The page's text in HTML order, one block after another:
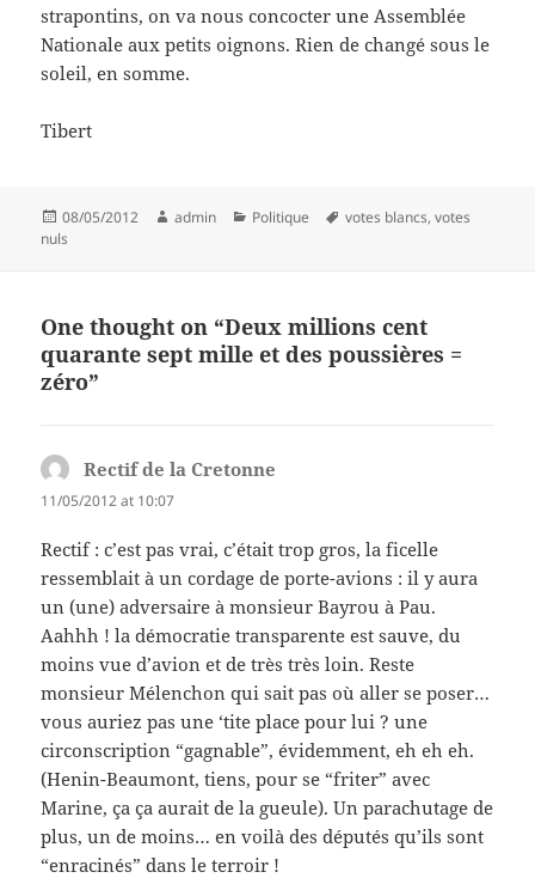
strapontins, on va nous concocter une Assemblée
Nationale aux petits oignons. Rien de changé sous le
soleil, en somme.
Tibert
Posted
on
08/05/2012 Author
admin Categories
Politique Tags
votes blancs,votes
nuls
One thought on “Deux millions cent
quarante sept mille et des poussières =
zéro”
Rectif de la Cretonne
11/05/2012 at 10:07
Rectif : c’est pas vrai, c’était trop gros, la ficelle
ressemblait à un cordage de porte-avions : il y aura
un (une) adversaire à monsieur Bayrou à Pau.
Aahhh ! la démocratie transparente est sauve, du
moins vue d’avion et de très très loin. Reste
monsieur Mélenchon qui sait pas où aller se poser…
vous auriez pas une ‘tite place pour lui ? une
circonscription “gagnable”, évidemment, eh eh eh.
(Henin-Beaumont, tiens, pour se “friter” avec
Marine, ça ça aurait de la gueule). Un parachutage de
plus, un de moins… en voilà des députés qu’ils sont
“enracinés” dans le terroir !